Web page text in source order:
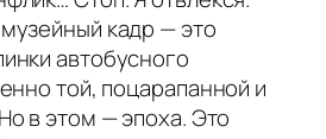
кадр — это
автобусного
той, поцарапанной и
в этом — эпоха. Это